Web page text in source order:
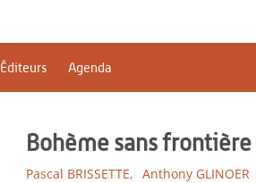
Éditeurs Agenda
Bohème sans frontière
Pascal BRISSETTE, Anthony GLINOER